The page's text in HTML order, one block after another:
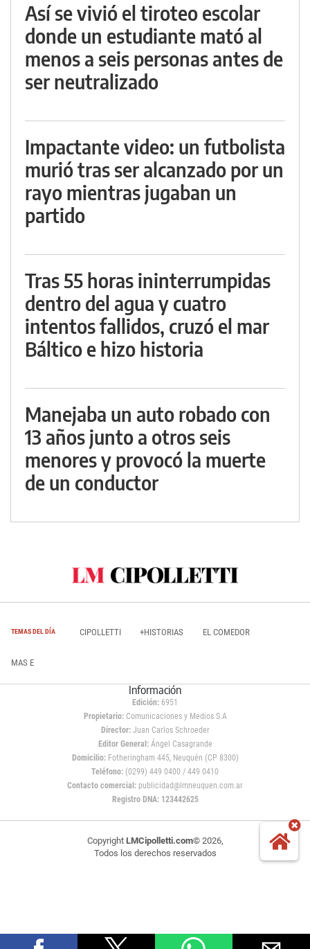
Así se vivió el tiroteo escolar
donde un estudiante mató al
menos a seis personas antes de
ser neutralizado
Impactante video: un futbolista
murió tras ser alcanzado por un
rayo mientras jugaban un
partido
Tras 55 horas ininterrumpidas
dentro del agua y cuatro
intentos fallidos, cruzó el mar
Báltico e hizo historia
Manejaba un auto robado con
13 años junto a otros seis
menores y provocó la muerte
de un conductor
TEMAS DEL DÍA CIPOLLETTI +HISTORIAS EL COMEDOR
MAS E
Información
Edición: 6951
Propietario:Comunicaciones y Medios S.A
Director: Juan Carlos Schroeder
Editor General:Ángel Casagrande
Domicilio:Fotheringham 445, Neuquén (CP 8300)
Teléfono: (0299) 449 0400 / 449 0410
Contacto comercial: publicidad@lmneuquen.com.ar
Registro DNA: 123442625
Copyright LMCipolletti.com© 2026,
Todos los derechos reservados